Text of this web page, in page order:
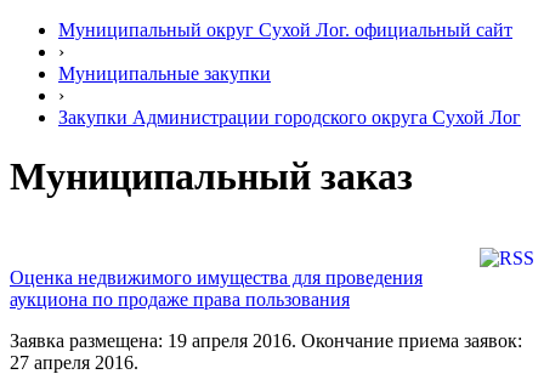
Муниципальный округ Сухой Лог. официальный сайт
›
Муниципальные закупки
›
Закупки Администрации городского округа Сухой Лог
Муниципальный заказ
Оценка недвижимого имущества для проведения
аукциона по продаже права пользования
Заявка размещена: 19 апреля 2016. Окончание приема заявок:
27 апреля 2016.